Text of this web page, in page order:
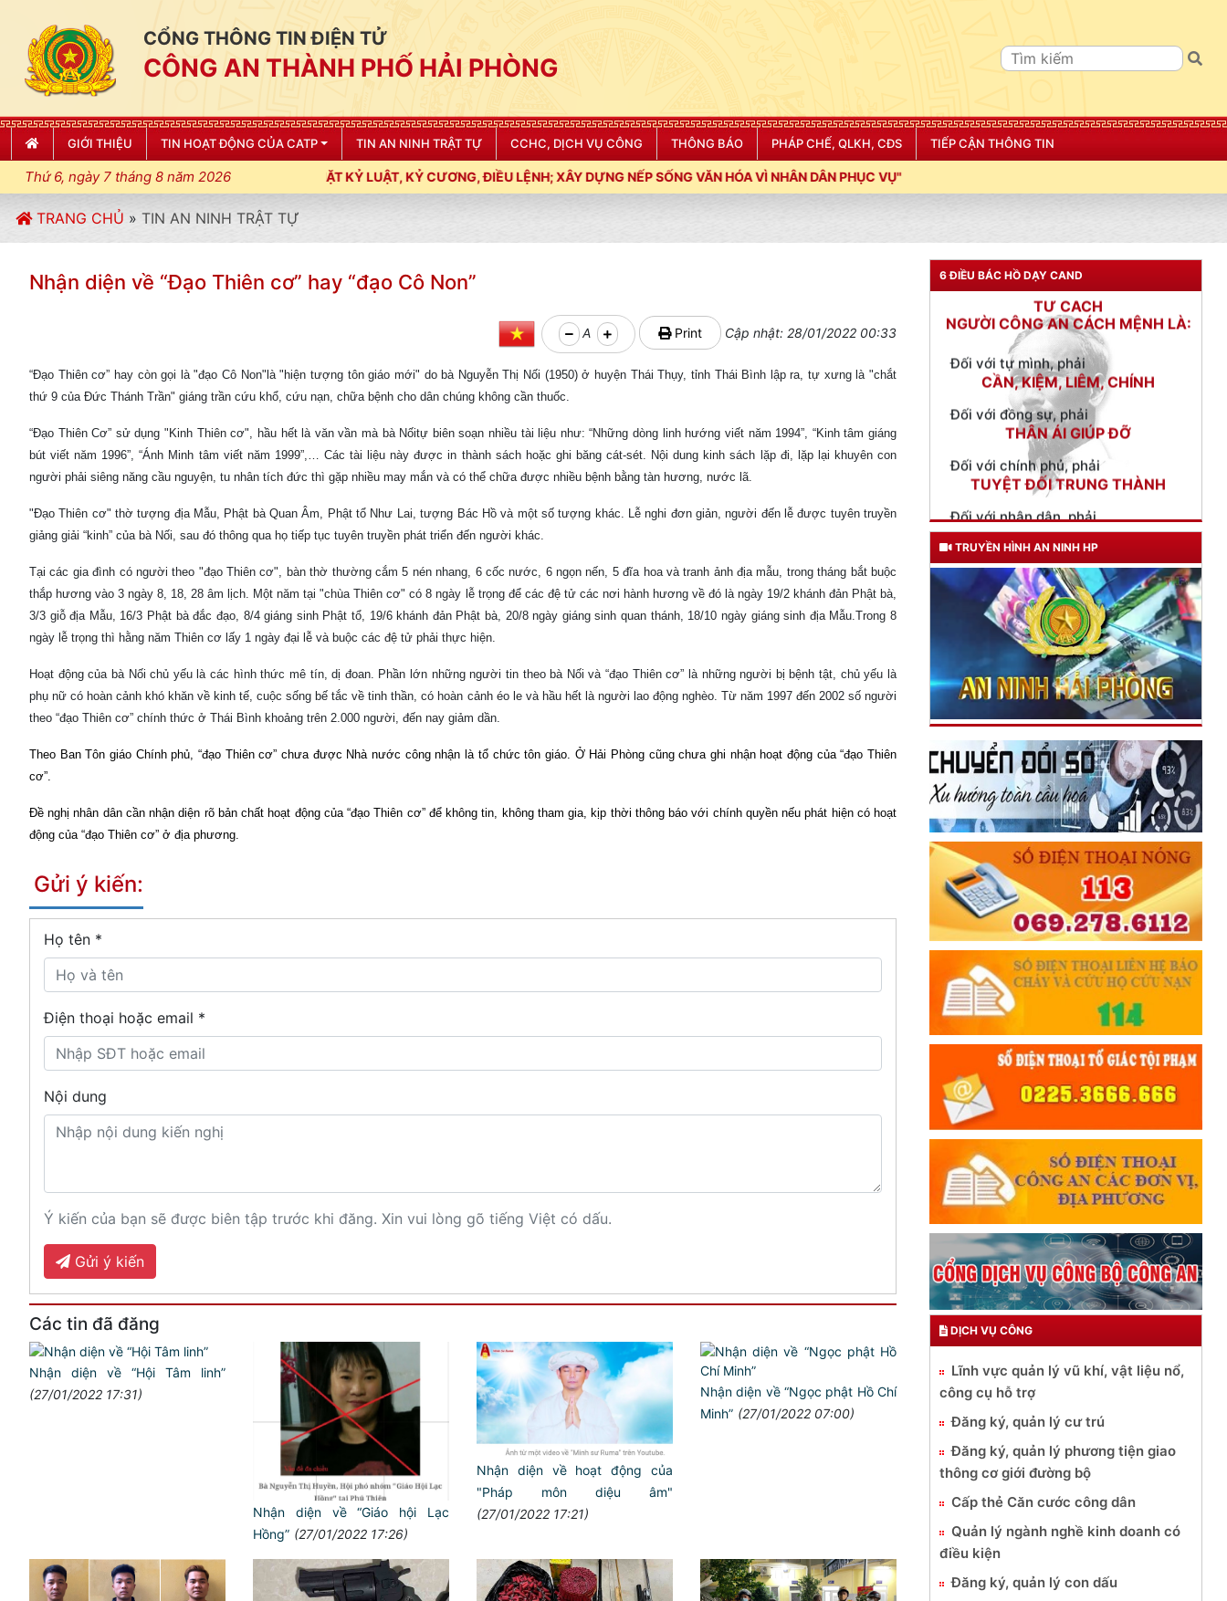
CỔNG THÔNG TIN ĐIỆN TỬ
CÔNG AN THÀNH PHỐ HẢI PHÒNG
GIỚI THIỆU TIN HOẠT ĐỘNG CỦA CATP TIN AN NINH TRẬT TỰ CCHC, DỊCH VỤ CÔNG THÔNG BÁO PHÁP CHẾ, QLKH, CĐS TIẾP CẬN THÔNG TIN
Thứ 6, ngày 7 tháng 8 năm 2026
THÀNH PHỐ HẢI PHÒNG SIẾT CHẶT KỶ LUẬT, KỶ CƯƠNG, ĐIỀU LỆNH; XÂY DỰNG NẾP SỐNG VĂN HÓA VÌ NHÂN DÂN PHỤC VỤ"
TRANG CHỦ » TIN AN NINH TRẬT TỰ
Nhận diện về “Đạo Thiên cơ” hay “đạo Cô Non”
A Print Cập nhật: 28/01/2022 00:33
“Đạo Thiên cơ” hay còn gọi là "đạo Cô Non"là "hiện tượng tôn giáo mới" do bà Nguyễn Thị Nối (1950) ở huyện Thái Thụy, tỉnh Thái Bình lập ra, tự xưng là "chắt
thứ 9 của Đức Thánh Trần" giáng trần cứu khổ, cứu nạn, chữa bệnh cho dân chúng không cần thuốc.
“Đạo Thiên Cơ” sử dụng "Kinh Thiên cơ", hầu hết là văn vần mà bà Nốitự biên soạn nhiều tài liệu như: “Những dòng linh hướng viết năm 1994”, “Kinh tâm giáng
bút viết năm 1996”, “Ánh Minh tâm viết năm 1999”,… Các tài liệu này được in thành sách hoặc ghi băng cát-sét. Nội dung kinh sách lặp đi, lặp lại khuyên con
người phải siêng năng cầu nguyện, tu nhân tích đức thì gặp nhiều may mắn và có thể chữa được nhiều bệnh bằng tàn hương, nước lã.
"Đạo Thiên cơ" thờ tượng địa Mẫu, Phật bà Quan Âm, Phật tổ Như Lai, tượng Bác Hồ và một số tượng khác. Lễ nghi đơn giản, người đến lễ được tuyên truyền
giảng giải “kinh” của bà Nối, sau đó thông qua họ tiếp tục tuyên truyền phát triển đến người khác.
Tại các gia đình có người theo "đạo Thiên cơ", bàn thờ thường cắm 5 nén nhang, 6 cốc nước, 6 ngọn nến, 5 đĩa hoa và tranh ảnh địa mẫu, trong tháng bắt buộc
thắp hương vào 3 ngày 8, 18, 28 âm lịch. Một năm tại "chùa Thiên cơ" có 8 ngày lễ trọng để các đệ tử các nơi hành hương về đó là ngày 19/2 khánh đản Phật bà,
3/3 giỗ địa Mẫu, 16/3 Phật bà đắc đạo, 8/4 giáng sinh Phật tổ, 19/6 khánh đản Phật bà, 20/8 ngày giáng sinh quan thánh, 18/10 ngày giáng sinh địa Mẫu.Trong 8
ngày lễ trọng thì hằng năm Thiên cơ lấy 1 ngày đại lễ và buộc các đệ tử phải thực hiện.
Hoạt động của bà Nối chủ yếu là các hình thức mê tín, dị đoan. Phần lớn những người tin theo bà Nối và “đạo Thiên cơ” là những người bị bệnh tật, chủ yếu là
phụ nữ có hoàn cảnh khó khăn về kinh tế, cuộc sống bế tắc về tinh thần, có hoàn cảnh éo le và hầu hết là người lao động nghèo. Từ năm 1997 đến 2002 số người
theo “đạo Thiên cơ” chính thức ở Thái Bình khoảng trên 2.000 người, đến nay giảm dần.
Theo Ban Tôn giáo Chính phủ, “đạo Thiên cơ” chưa được Nhà nước công nhận là tổ chức tôn giáo. Ở Hải Phòng cũng chưa ghi nhận hoạt động của “đạo Thiên
cơ”.
Đề nghị nhân dân cần nhận diện rõ bản chất hoạt động của “đạo Thiên cơ” để không tin, không tham gia, kịp thời thông báo với chính quyền nếu phát hiện có hoạt
động của “đạo Thiên cơ” ở địa phương.
Gửi ý kiến:
Họ tên *
Điện thoại hoặc email *
Nội dung
Ý kiến của bạn sẽ được biên tập trước khi đăng. Xin vui lòng gõ tiếng Việt có dấu.
Gửi ý kiến
Các tin đã đăng
Nhận diện về “Hội Tâm linh”
(27/01/2022 17:31)
Nhận diện về “Giáo hội Lạc
Hồng” (27/01/2022 17:26)
Nhận diện về hoạt động của
"Pháp môn diệu âm"
(27/01/2022 17:21)
Nhận diện về “Ngọc phật Hồ Chí
Minh” (27/01/2022 07:00)
6 ĐIỀU BÁC HỒ DẠY CAND
TƯ CÁCH
NGƯỜI CÔNG AN CÁCH MỆNH LÀ:
Đối với tự mình, phải
CẦN, KIỆM, LIÊM, CHÍNH
Đối với đồng sự, phải
THÂN ÁI GIÚP ĐỠ
Đối với chính phủ, phải
TUYỆT ĐỐI TRUNG THÀNH
Đối với nhân dân, phải
KÍNH TRỌNG LỄ PHÉP
Đối với công việc, phải
TẬN TỤY
Đối với địch, phải
CƯƠNG QUYẾT, KHÔN KHÉO
Trích thư Chủ tịch Hồ Chí Minh
gửi Công an Khu XII,
ngày 11 tháng 3 năm 1948.
TRUYỀN HÌNH AN NINH HP
DỊCH VỤ CÔNG
Lĩnh vực quản lý vũ khí, vật liệu nổ,
công cụ hỗ trợ
Đăng ký, quản lý cư trú
Đăng ký, quản lý phương tiện giao
thông cơ giới đường bộ
Cấp thẻ Căn cước công dân
Quản lý ngành nghề kinh doanh có
điều kiện
Đăng ký, quản lý con dấu